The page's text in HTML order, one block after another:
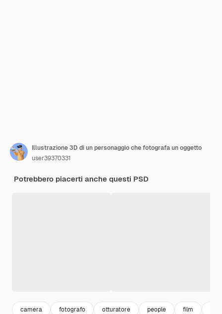
Illustrazione 3D di un personaggio che fotografa un oggetto
user39370331
Potrebbero piacerti anche questi PSD
camera fotografo otturatore people film